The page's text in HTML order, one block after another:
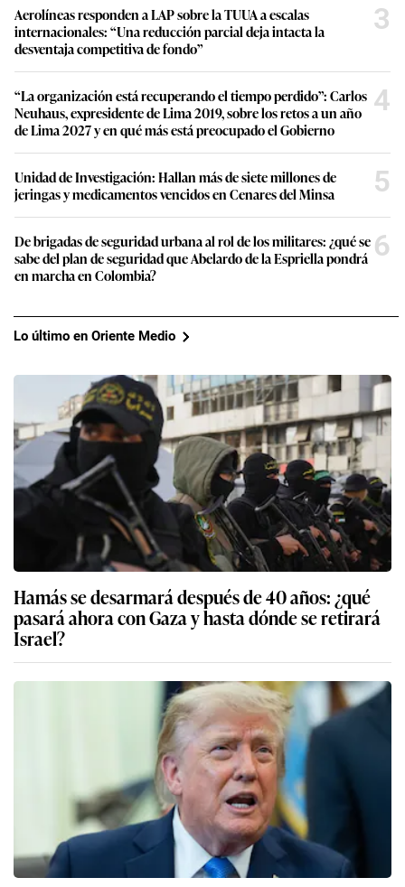
Aerolíneas responden a LAP sobre la TUUA a escalas
internacionales: “Una reducción parcial deja intacta la
desventaja competitiva de fondo”
3
“La organización está recuperando el tiempo perdido”: Carlos
Neuhaus, expresidente de Lima 2019, sobre los retos a un año
de Lima 2027 y en qué más está preocupado el Gobierno
4
Unidad de Investigación: Hallan más de siete millones de
jeringas y medicamentos vencidos en Cenares del Minsa
5
De brigadas de seguridad urbana al rol de los militares: ¿qué se
sabe del plan de seguridad que Abelardo de la Espriella pondrá
en marcha en Colombia?
6
Lo último en Oriente Medio
Hamás se desarmará después de 40 años: ¿qué
pasará ahora con Gaza y hasta dónde se retirará
Israel?